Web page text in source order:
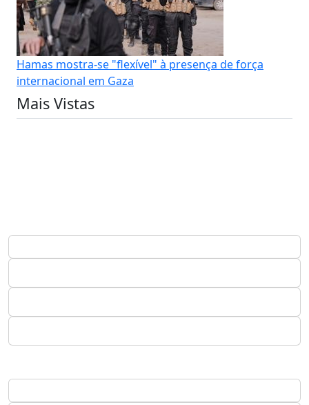
Hamas mostra-se "flexível" à presença de força
internacional em Gaza
Mais Vistas